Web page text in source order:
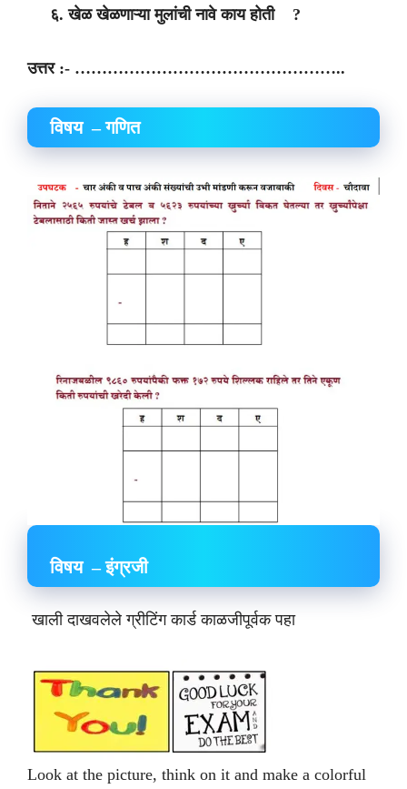
६. खेळ खेळणाऱ्या मुलांची नावे काय होती ?
उत्तर :- …………………………………………..
विषय – गणित
विषय – इंग्रजी
खाली दाखवलेले ग्रीटिंग कार्ड काळजीपूर्वक पहा
Look at the picture, think on it and make a colorful